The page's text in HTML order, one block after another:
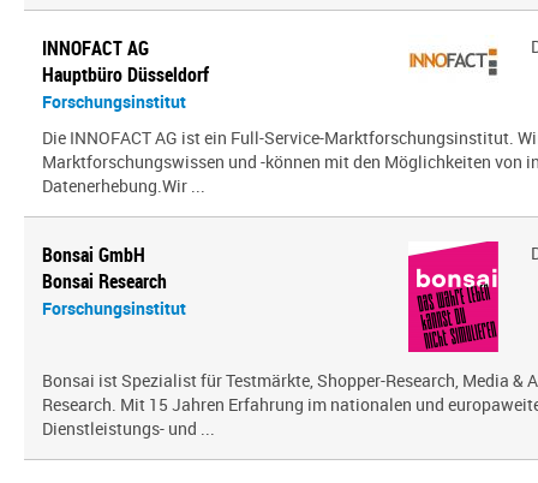
INNOFACT AG
Hauptbüro Düsseldorf
Forschungsinstitut
Die INNOFACT AG ist ein Full-Service-Marktforschungsinstitut.
Marktforschungswissen und -können mit den Möglichkeiten von
Datenerhebung.Wir ...
Bonsai GmbH
Bonsai Research
Forschungsinstitut
Bonsai ist Spezialist für Testmärkte, Shopper-Research, Media &
Research. Mit 15 Jahren Erfahrung im nationalen und
Dienstleistungs- und ...